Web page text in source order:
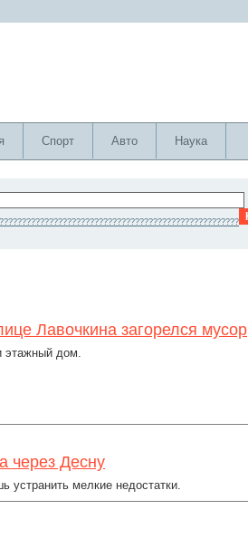
Спорт Авто Наука
Лавочкина загорелся мусор
этажный дом.
через Десну
устранить мелкие недостатки.